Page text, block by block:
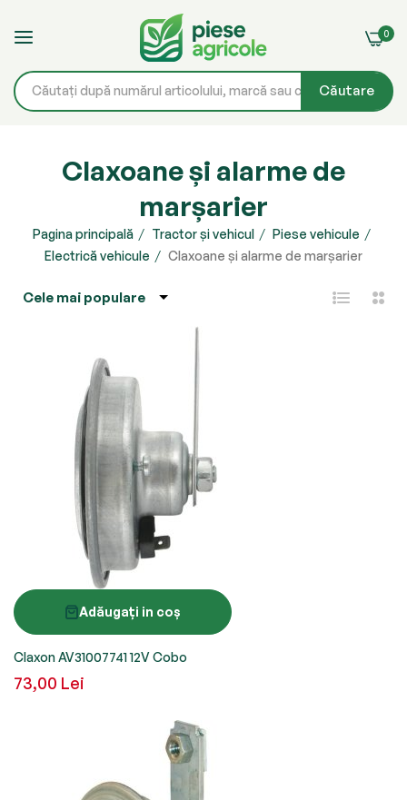
Căutare
0
ConținutClaxoane și alarme de
marșarier
Pagina principală Tractor și vehicul
Piese vehicule
Electrică vehicule
Claxoane și alarme de marșarier
Adăugați in coș
Claxon AV31007741 12V Cobo
73,00 Lei